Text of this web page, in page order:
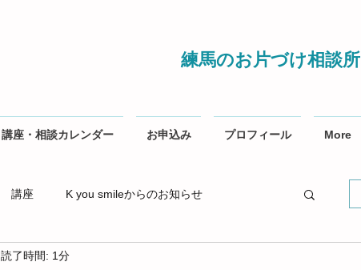
練馬のお片づけ相談所
講座・相談カレンダー お申込み プロフィール More
講座 K you smileからのお知らせ
読了時間: 1分